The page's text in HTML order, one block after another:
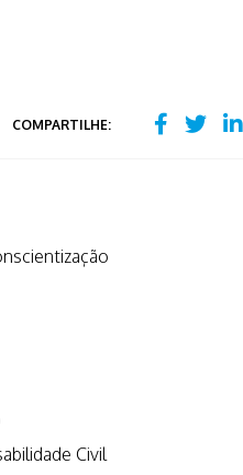
COMPARTILHE:
Civil